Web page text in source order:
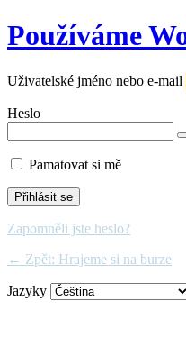
Používáme
Uživatelské jméno nebo e-mail
Heslo
Pamatovat si mě
Zapomněli jste heslo?
← Zpět: Hrajeme si na burze
Jazyky